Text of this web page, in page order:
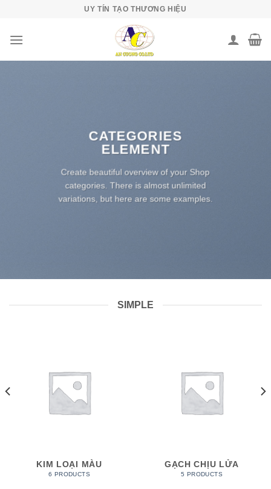
content
UY TÍN TẠO THƯƠNG HIỆU
CATEGORIES
ELEMENT
Create beautiful overview of your Shop
categories. There is almost unlimited
variations, but here are some examples.
SIMPLE
KIM LOẠI MÀU
6 PRODUCTS
GẠCH CHỊU LỬA
5 PRODUCTS